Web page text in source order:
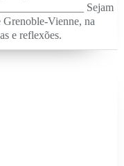
Sejam
Grenoble-Vienne, na
e reflexões.